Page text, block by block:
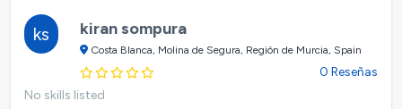
ks kiran sompura
Costa Blanca, Molina de Segura, Región de Murcia, Spain
0 Reseñas
No skills listed